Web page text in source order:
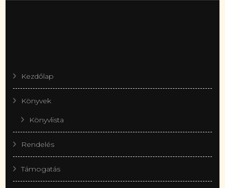
Kezdőlap
Könyvek
Könyvlista
Rendelés
Támogatás